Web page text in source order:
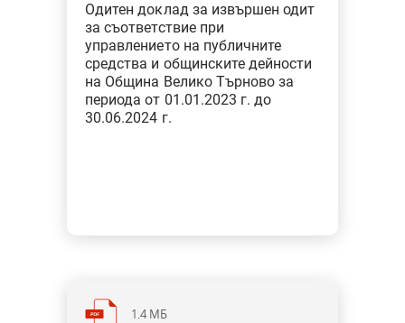
Тип: Одит за съответствие при
финансовото управление
Одитен доклад за извършен одит
за съответствие при
управлението на публичните
средства и общинските дейности
на Община Велико Търново за
периода от 01.01.2023 г. до
30.06.2024 г.
1.4 МБ